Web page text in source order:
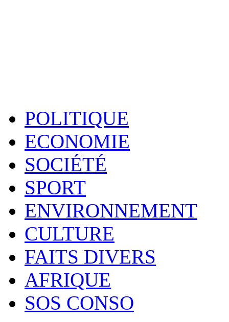
POLITIQUE
ECONOMIE
SOCIÉTÉ
SPORT
ENVIRONNEMENT
CULTURE
FAITS DIVERS
AFRIQUE
SOS CONSO